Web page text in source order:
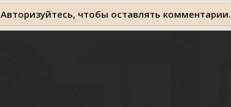
Авторизуйтесь, чтобы оставлять комментарии.